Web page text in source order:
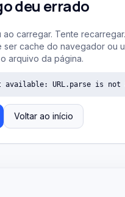
deu errado
ao carregar. Tente
ser cache do navegador ou
arquivo da página.
available: URL.parse is not
Voltar ao início